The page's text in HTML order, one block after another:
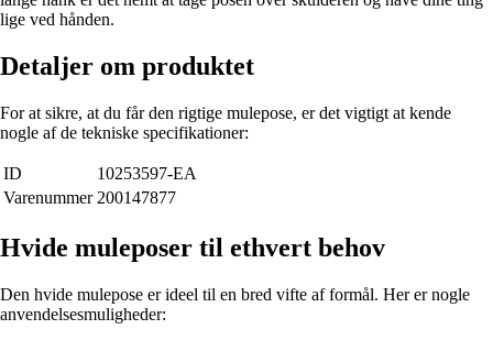
lige ved hånden.
Detaljer om produktet
For at sikre, at du får den rigtige mulepose, er det vigtigt at kende
nogle af de tekniske specifikationer:
ID
10253597-EA
Varenummer 200147877
Hvide muleposer til ethvert behov
Den hvide mulepose er ideel til en bred vifte af formål. Her er nogle
anvendelsesmuligheder: